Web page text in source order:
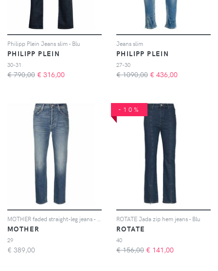
Philipp Plein Jeans slim - Blu
PHILIPP PLEIN
30-31
€ 790,00 € 316,00
Jeans slim
PHILIPP PLEIN
27-30
€ 1090,00 € 436,00
MOTHER
29
€ 389,00
-10%
ROTATE Jada zip hem jeans - Blu
ROTATE
40
€ 156,00 € 141,00